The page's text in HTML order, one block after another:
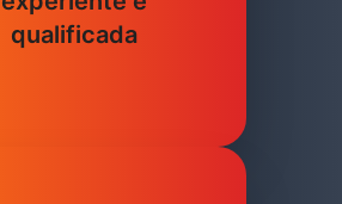
qualificada